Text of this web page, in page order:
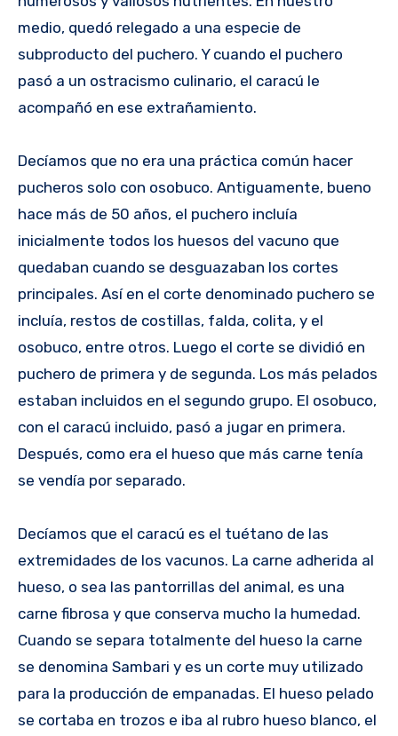
medio, quedó relegado a una especie de
subproducto del puchero. Y cuando el puchero
pasó a un ostracismo culinario, el caracú le
acompañó en ese extrañamiento.
Decíamos que no era una práctica común hacer
pucheros solo con osobuco. Antiguamente, bueno
hace más de 50 años, el puchero incluía
inicialmente todos los huesos del vacuno que
quedaban cuando se desguazaban los cortes
principales. Así en el corte denominado puchero se
incluía, restos de costillas, falda, colita, y el
osobuco, entre otros. Luego el corte se dividió en
puchero de primera y de segunda. Los más pelados
estaban incluidos en el segundo grupo. El osobuco,
con el caracú incluido, pasó a jugar en primera.
Después, como era el hueso que más carne tenía
se vendía por separado.
Decíamos que el caracú es el tuétano de las
extremidades de los vacunos. La carne adherida al
hueso, o sea las pantorrillas del animal, es una
carne fibrosa y que conserva mucho la humedad.
Cuando se separa totalmente del hueso la carne
se denomina Sambari y es un corte muy utilizado
para la producción de empanadas. El hueso pelado
se cortaba en trozos e iba al rubro hueso blanco, el